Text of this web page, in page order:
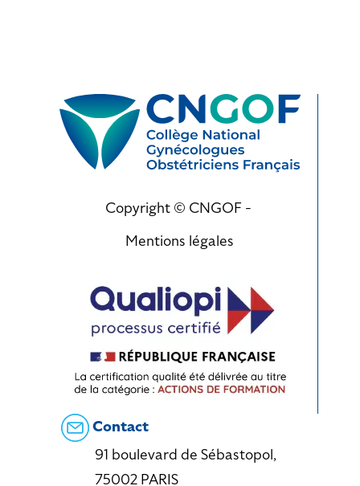
Copyright © CNGOF -
Mentions légales
Contact
91 boulevard de Sébastopol,
75002 PARIS